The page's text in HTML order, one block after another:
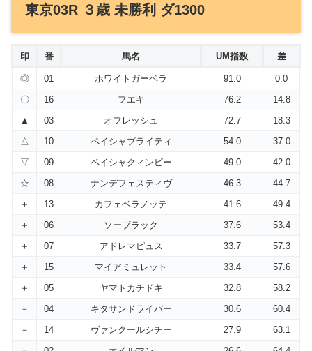
東京03R ３歳 未勝利 ダ1300
印 番 馬名 UM指数 差
◎ 01 ホワイトガーベラ 91.0
0.0
〇
16 フエキ 76.2
14.8
▲
03 オフレッシュ 72.7
18.3
△
10 ペイシャブライティ 54.0
37.0
▽
09 ペイシャクィンビー 49.0
42.0
☆
08 ナンデフェスティヴ 46.3
44.7
＋
13 カフェベラノッテ 41.6
49.4
＋
06 ソーブラック 37.6
53.4
＋
07 アドレマピュス 33.7
57.3
＋
15 マイアミュレット 33.4
57.6
＋
05 ヤマトカチドキ 32.8
58.2
－
04 キタサンドライバー 30.6
60.4
－
14 ヴァンクールシチー 27.9
63.1